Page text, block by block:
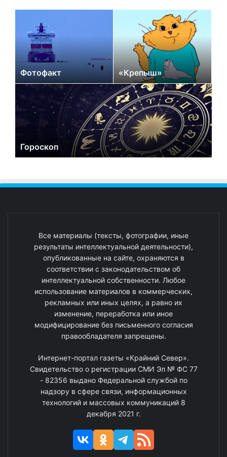
Фотофакт «Крепыш»
Гороскоп
Все материалы (тексты, фотографии, иные
результаты интеллектуальной деятельности),
опубликованные на сайте, охраняются в
соответствии с законодательством об
интеллектуальной собственности. Любое
использование материалов в коммерческих,
рекламных или иных целях, а равно их
изменение, переработка или иное
модифицирование без письменного согласия
правообладателя запрещены.
Интернет-портал газеты «Крайний Север».
Свидетельство о регистрации СМИ Эл № ФС 77
- 82356 выдано Федеральной службой по
надзору в сфере связи, информационных
технологий и массовых коммуникаций 8
декабря 2021 г.